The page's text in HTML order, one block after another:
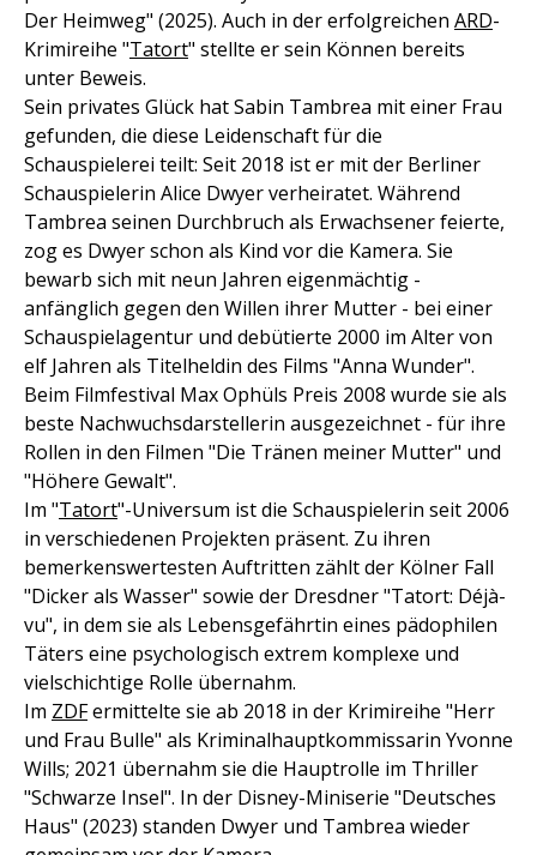
Der Heimweg" (2025). Auch in der erfolgreichen ARD-
Krimireihe "Tatort" stellte er sein Können bereits
unter Beweis.
Sein privates Glück hat Sabin Tambrea mit einer Frau
gefunden, die diese Leidenschaft für die
Schauspielerei teilt: Seit 2018 ist er mit der Berliner
Schauspielerin Alice Dwyer verheiratet. Während
Tambrea seinen Durchbruch als Erwachsener feierte,
zog es Dwyer schon als Kind vor die Kamera. Sie
bewarb sich mit neun Jahren eigenmächtig -
anfänglich gegen den Willen ihrer Mutter - bei einer
Schauspielagentur und debütierte 2000 im Alter von
elf Jahren als Titelheldin des Films "Anna Wunder".
Beim Filmfestival Max Ophüls Preis 2008 wurde sie als
beste Nachwuchsdarstellerin ausgezeichnet - für ihre
Rollen in den Filmen "Die Tränen meiner Mutter" und
"Höhere Gewalt".
Im "Tatort"-Universum ist die Schauspielerin seit 2006
in verschiedenen Projekten präsent. Zu ihren
bemerkenswertesten Auftritten zählt der Kölner Fall
"Dicker als Wasser" sowie der Dresdner "Tatort: Déjà-
vu", in dem sie als Lebensgefährtin eines pädophilen
Täters eine psychologisch extrem komplexe und
vielschichtige Rolle übernahm.
Im ZDFermittelte sie ab 2018 in der Krimireihe "Herr
und Frau Bulle" als Kriminalhauptkommissarin Yvonne
Wills; 2021 übernahm sie die Hauptrolle im Thriller
"Schwarze Insel". In der Disney-Miniserie "Deutsches
Haus" (2023) standen Dwyer und Tambrea wieder